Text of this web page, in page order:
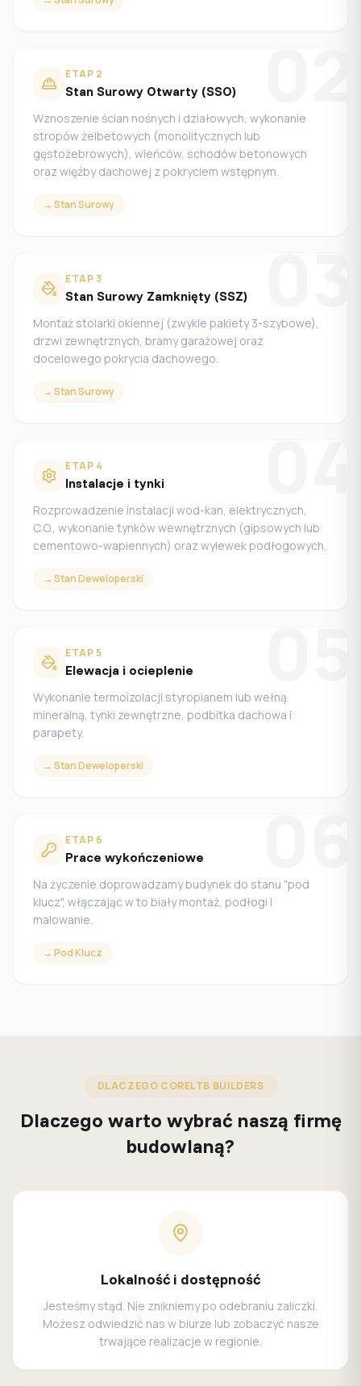
ETAP 2
Stan Surowy Otwarty (SSO)
Wznoszenie ścian nośnych i działowych, wykonanie
stropów żelbetowych (monolitycznych lub
gęstożebrowych), wieńców, schodów betonowych
oraz więźby dachowej z pokryciem wstępnym.
→ Stan Surowy
ETAP 3
Stan Surowy Zamknięty (SSZ)
Montaż stolarki okiennej (zwykle pakiety 3-szybowe),
drzwi zewnętrznych, bramy garażowej oraz
docelowego pokrycia dachowego.
→ Stan Surowy
ETAP 4
Instalacje i tynki
Rozprowadzenie instalacji wod-kan, elektrycznych,
C.O., wykonanie tynków wewnętrznych (gipsowych lub
cementowo-wapiennych) oraz wylewek podłogowych.
→ Stan Deweloperski
ETAP 5
Elewacja i ocieplenie
Wykonanie termoizolacji styropianem lub wełną
mineralną, tynki zewnętrzne, podbitka dachowa i
parapety.
→ Stan Deweloperski
ETAP 6
Prace wykończeniowe
Na życzenie doprowadzamy budynek do stanu "pod
klucz", włączając w to biały montaż, podłogi i
malowanie.
→ Pod Klucz
DLACZEGO CORELTB BUILDERS
Dlaczego warto wybrać naszą firmę
budowlaną?
Lokalność i dostępność
Jesteśmy stąd. Nie znikniemy po odebraniu zaliczki.
Możesz odwiedzić nas w biurze lub zobaczyć nasze
trwające realizacje w regionie.